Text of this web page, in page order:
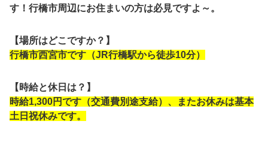
す！行橋市周辺にお住まいの方は必見ですよ～。
【場所はどこですか？】
行橋市西宮市です（JR行橋駅から徒歩10分）
【時給と休日は？】
時給1,300円です（交通費別途支給）、またお休みは基本
土日祝休みです。